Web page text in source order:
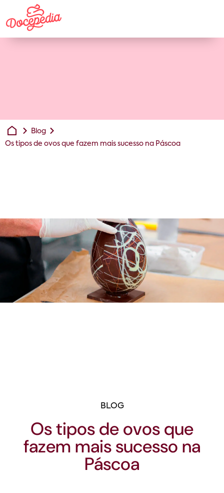
Blog
Os tipos de ovos que fazem mais sucesso na Páscoa
BLOG
Os tipos de ovos que
fazem mais sucesso na
Páscoa